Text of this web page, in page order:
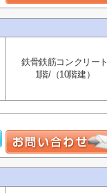
鉄骨鉄筋コンクリート
1階/（10階建）